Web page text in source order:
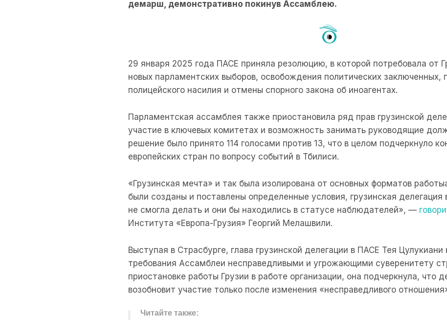
демарш, демонстративно покинув Ассамблею.
29 января 2025 года ПАСЕ приняла резолюцию, в которой потребовала от
новых парламентских выборов, освобождения политических заключенных,
полицейского насилия и отмены спорного закона об иноагентах.
Парламентская ассамблея также приостановила ряд прав грузинской
участие в ключевых комитетах и возможность занимать руководящие
решение было принято 114 голосами против 13, что в целом подчеркнуло
европейских стран по вопросу событий в Тбилиси.
«Грузинская мечта» и так была изолирована от основных форматов
были созданы и поставлены определенные условия, грузинская делегация
не смогла делать и они бы находились в статусе наблюдателей», —
Института «Европа-Грузия» Георгий Мелашвили.
Выступая в Страсбурге, глава грузинской делегации в ПАСЕ Тея Цулукиани
требования Ассамблеи несправедливыми и угрожающими суверенитету
приостановке работы Грузии в работе организации, она подчеркнула, что
возобновит участие только после изменения «несправедливого